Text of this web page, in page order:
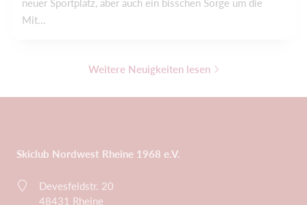
neuer Sportplatz, aber auch ein bisschen Sorge um die
Mit...
Weitere Neuigkeiten lesen
Skiclub Nordwest Rheine 1968 e.V.
Devesfeldstr. 20
48431 Rheine